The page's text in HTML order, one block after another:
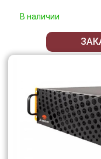
В наличии